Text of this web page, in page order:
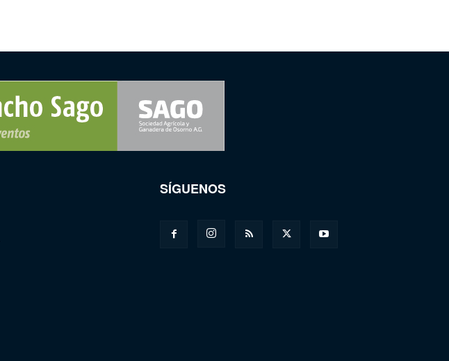
SÍGUENOS